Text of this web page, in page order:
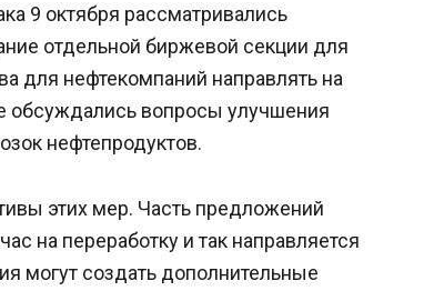
9 октября рассматривались
отдельной биржевой секции для
для нефтекомпаний направлять на
обсуждались вопросы улучшения
нефтепродуктов.
этих мер. Часть предложений
на переработку и так направляется
могут создать дополнительные